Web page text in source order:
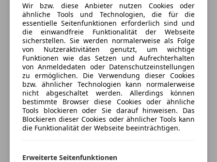
Panoramadach
Regensensor
Schiebedach
Schlüssellose Zentralverriegelung
Sitzbelüftung
Sitzheizung
Sitzheizung hinten
Standheizung
Start/Stop-Automatik
Tempomat
Unterhaltung/Media
Kfz-Versicherung
Versicherungsschutz an Ihre Bedürfnisse
anpassen
Freischaden-Gutschein ab Stufe 0
Auto einfach online versichern & Rabatt holen
Jetzt berechnen
Wir bzw. diese Anbieter nutzen Cookies oder
ähnliche Tools und Technologien, die für die
essentielle Seitenfunktionen erforderlich sind und
die einwandfreie Funktionalität der Webseite
sicherstellen. Sie werden normalerweise als Folge
von Nutzeraktivitäten genutzt, um wichtige
Funktionen wie das Setzen und Aufrechterhalten
von Anmeldedaten oder Datenschutzeinstellungen
zu ermöglichen. Die Verwendung dieser Cookies
bzw. ähnlicher Technologien kann normalerweise
nicht abgeschaltet werden. Allerdings können
bestimmte Browser diese Cookies oder ähnliche
Tools blockieren oder Sie darauf hinweisen. Das
Blockieren dieser Cookies oder ähnlicher Tools kann
die Funktionalität der Webseite beeinträchtigen.
Erweiterte Seitenfunktionen